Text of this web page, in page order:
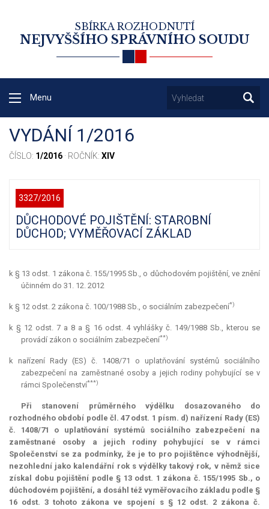
SBÍRKA ROZHODNUTÍ
NEJVYŠŠÍHO SPRÁVNÍHO SOUDU
Menu
VYDÁNÍ 1/2016
ČÍSLO: 1/2016 · ROČNÍK: XIV
3327/2016
DŮCHODOVÉ POJIŠTĚNÍ: STAROBNÍ
DŮCHOD; VYMĚŘOVACÍ ZÁKLAD
k § 13 odst. 1 zákona č. 155/1995 Sb., o důchodovém pojištění, ve znění
účinném do 31. 12. 2012
k § 12 odst. 2 zákona č. 100/1988 Sb., o sociálním zabezpečení*)
k § 12 odst. 7 a 8 a § 16 odst. 4 vyhlášky č. 149/1988 Sb., kterou se
provádí zákon o sociálním zabezpečení**)
k nařízení Rady (ES) č. 1408/71 o uplatňování systémů sociálního
zabezpečení na zaměstnané osoby a jejich rodiny pohybující se v
rámci Společenství***)
Při stanovení průměrného výdělku dosazovaného do
rozhodného období podle čl. 47 odst. 1 písm. d) nařízení Rady (ES)
č. 1408/71 o uplatňování systémů sociálního zabezpečení na
zaměstnané osoby a jejich rodiny pohybující se v rámci
Společenství se za podmínky, že je to pro pojištěnce výhodnější,
nezohlední jako kalendářní rok s výdělky takový rok, v němž sice
získal dobu pojištění podle § 13 odst. 1 zákona č. 155/1995 Sb., o
důchodovém pojištění, a dosáhl též vyměřovacího základu podle §
16 odst. 3 tohoto zákona ve spojení s § 12 odst. 2 zákona č.